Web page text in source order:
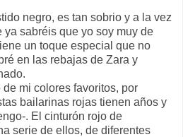
negro, es tan sobrio y a la vez
ya sabréis que yo soy muy de
un toque especial que no
en las rebajas de Zara y
mi colores favoritos, por
bailarinas rojas tienen años y
. El cinturón rojo de
serie de ellos, de diferentes